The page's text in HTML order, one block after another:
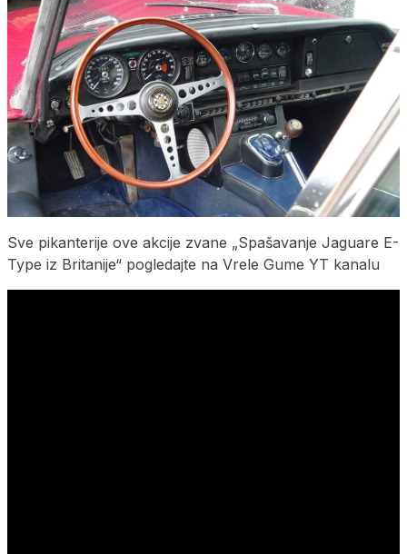
Sve pikanterije ove akcije zvane „Spašavanje Jaguare E-
Type iz Britanije“ pogledajte na Vrele Gume YT kanalu